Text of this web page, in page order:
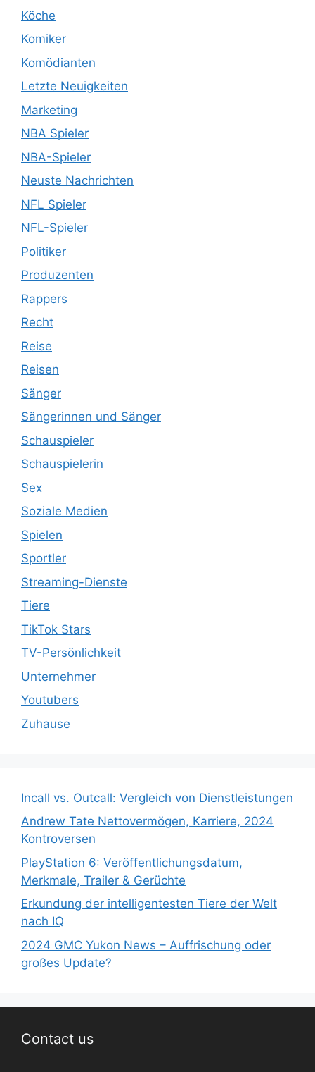
Köche
Komiker
Komödianten
Letzte Neuigkeiten
Marketing
NBA Spieler
NBA-Spieler
Neuste Nachrichten
NFL Spieler
NFL-Spieler
Politiker
Produzenten
Rappers
Recht
Reise
Reisen
Sänger
Sängerinnen und Sänger
Schauspieler
Schauspielerin
Sex
Soziale Medien
Spielen
Sportler
Streaming-Dienste
Tiere
TikTok Stars
TV-Persönlichkeit
Unternehmer
Youtubers
Zuhause
Incall vs. Outcall: Vergleich von Dienstleistungen
Andrew Tate Nettovermögen, Karriere, 2024
Kontroversen
PlayStation 6: Veröffentlichungsdatum,
Merkmale, Trailer & Gerüchte
Erkundung der intelligentesten Tiere der Welt
nach IQ
2024 GMC Yukon News – Auffrischung oder
großes Update?
Contact us